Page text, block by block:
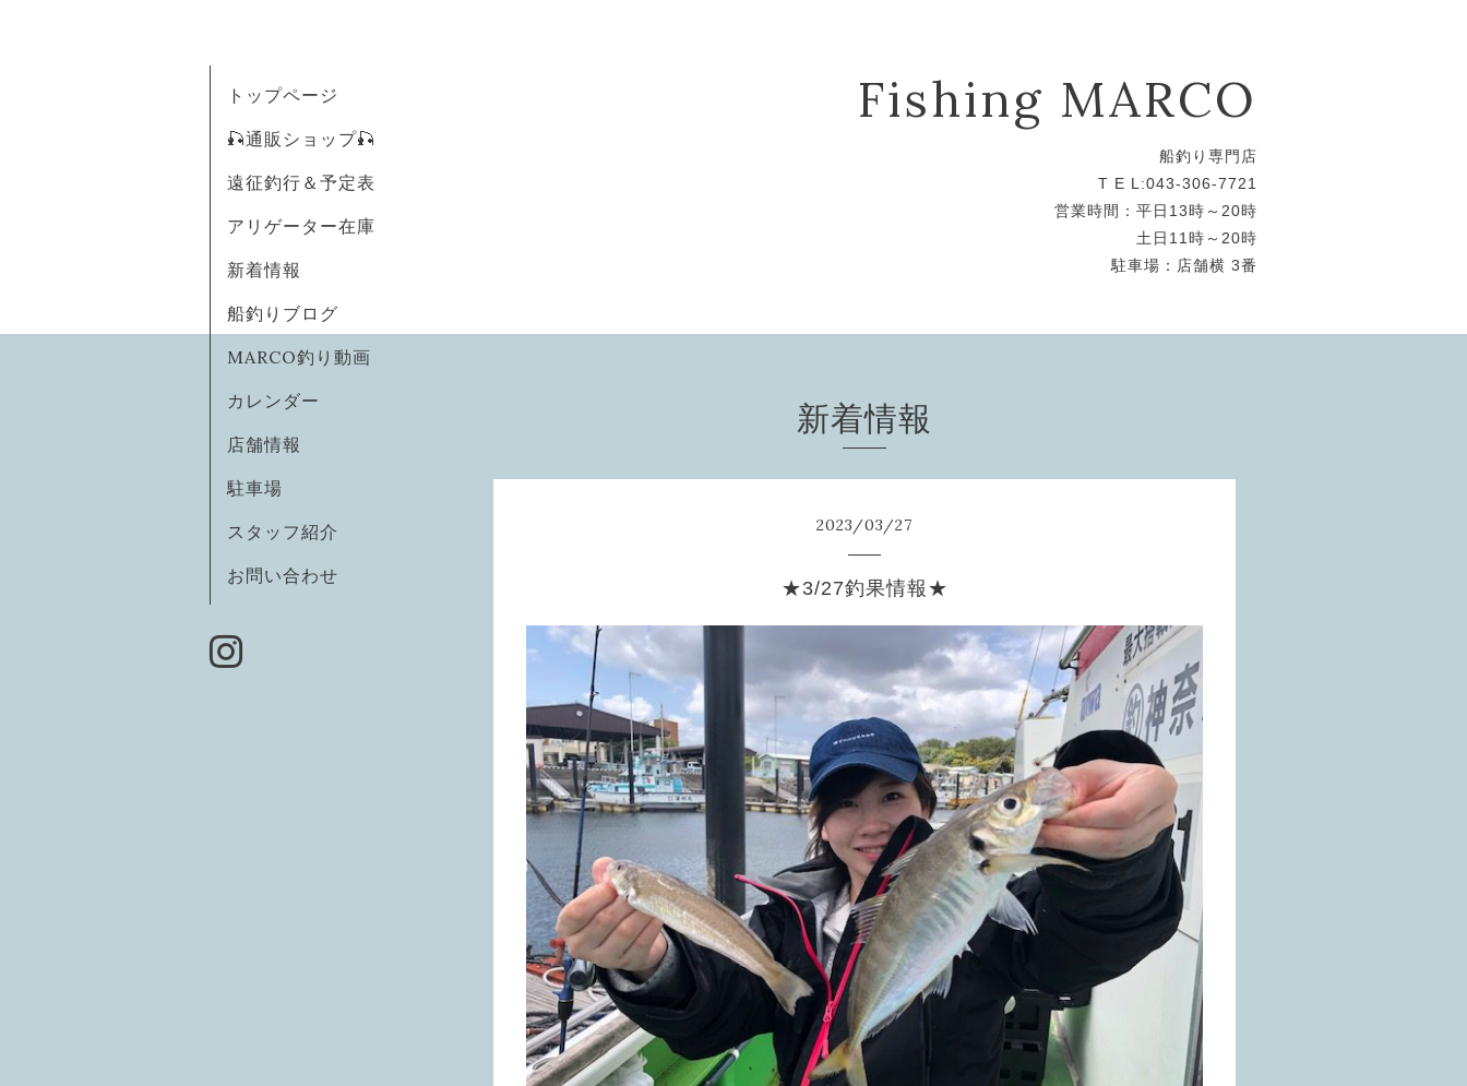
Fishing MARCO
船釣り専門店
T E L:043-306-7721
営業時間：平日13時～20時
土日11時～20時
駐車場：店舗横 3番
トップページ
🎣通販ショップ🎣
遠征釣行＆予定表
アリゲーター在庫
新着情報
船釣りブログ
MARCO釣り動画
カレンダー
店舗情報
駐車場
スタッフ紹介
お問い合わせ
新着情報
2023/03/27
★3/27釣果情報★